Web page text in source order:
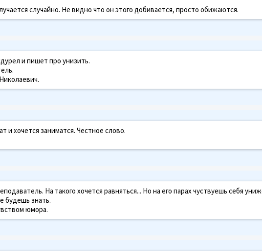
случайно. Не видно что он этого добивается, просто обижаются.
и пишет про унизить.
и хочется заниматся. Честное слово.
На такого хочется равняться... Но на его парах чуствуешь себя
будешь знать.
юмора.